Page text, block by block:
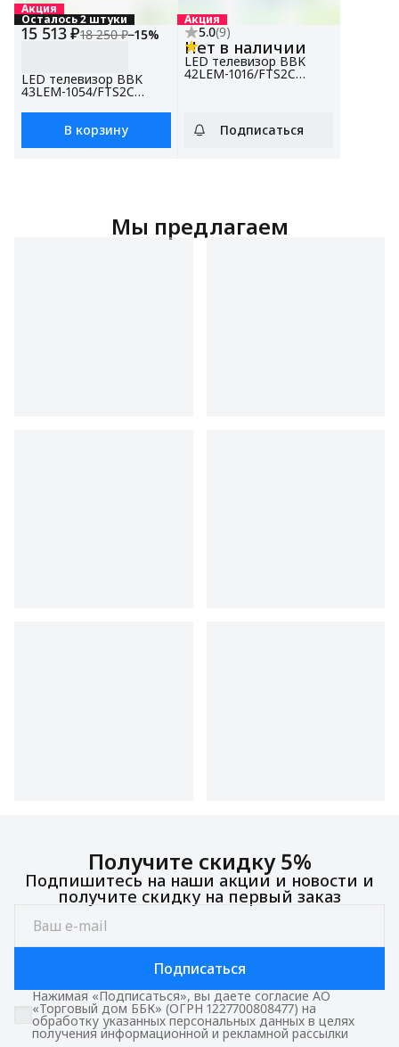
Акция
Осталось 2 штуки
15 513 ₽18 250 ₽−15%
LED телевизор BBK
43LEM-1054/FTS2C
В корзину
Акция
5.0(9)
Нет в наличии
LED телевизор BBK
42LEM-1016/FTS2C
Подписаться
Мы предлагаем
Получите скидку 5%
Подпишитесь на наши акции и новости и
получите скидку на первый заказ
Подписаться
Нажимая «Подписаться», вы даете согласие АО
«Торговый дом ББК» (ОГРН 1227700808477) на
обработку указанных персональных данных в целях
получения информационной и рекламной рассылки